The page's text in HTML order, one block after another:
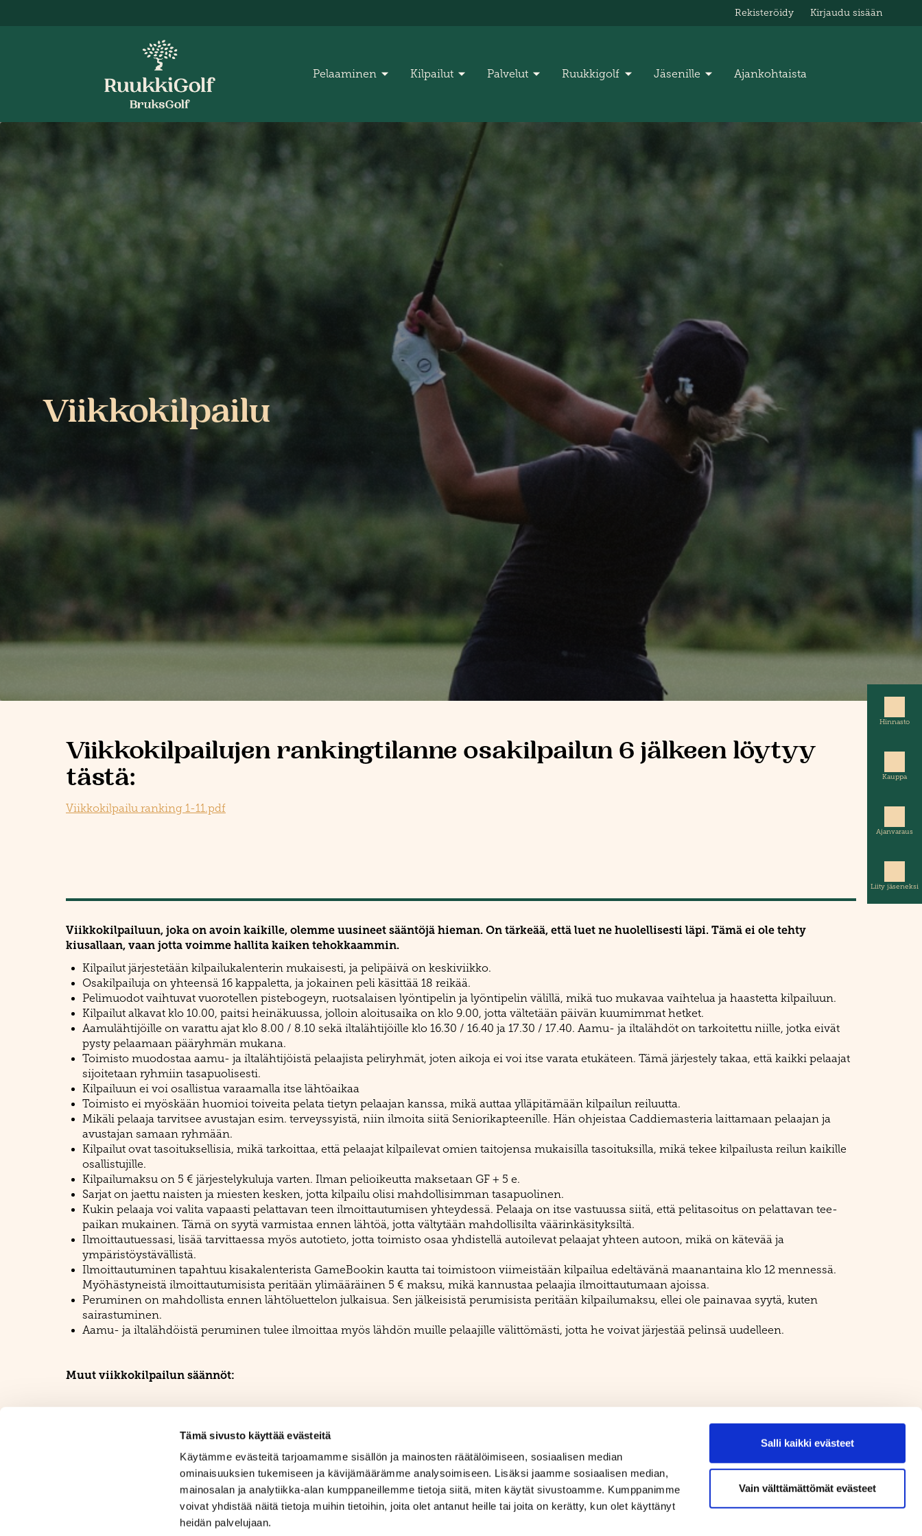
Tämä sivusto käyttää evästeitä
Käytämme evästeitä tarjoamamme sisällön ja mainosten räätälöimiseen, sosiaalisen median
ominaisuuksien tukemiseen ja kävijämäärämme analysoimiseen. Lisäksi jaamme sosiaalisen median,
mainosalan ja analytiikka-alan kumppaneillemme tietoja siitä, miten käytät sivustoamme. Kumppanimme
voivat yhdistää näitä tietoja muihin tietoihin, joita olet antanut heille tai joita on kerätty, kun olet käyttänyt
heidän palvelujaan.
Salli kaikki evästeet
Vain välttämättömät evästeet
Rekisteröidy Kirjaudu sisään
Pelaaminen Kilpailut Palvelut Ruukkigolf Jäsenille Ajankohtaista
Hinnasto
Kauppa
Ajanvaraus
Liity jäseneksi
Viikkokilpailu
Viikkokilpailujen rankingtilanne osakilpailun 6 jälkeen löytyy
tästä:
Viikkokilpailu ranking 1-11.pdf
Viikkokilpailuun, joka on avoin kaikille, olemme uusineet sääntöjä hieman. On tärkeää, että luet ne huolellisesti läpi. Tämä ei ole tehty
kiusallaan, vaan jotta voimme hallita kaiken tehokkaammin.
Kilpailut järjestetään kilpailukalenterin mukaisesti, ja pelipäivä on keskiviikko.
Osakilpailuja on yhteensä 16 kappaletta, ja jokainen peli käsittää 18 reikää.
Pelimuodot vaihtuvat vuorotellen pistebogeyn, ruotsalaisen lyöntipelin ja lyöntipelin välillä, mikä tuo mukavaa vaihtelua ja haastetta kilpailuun.
Kilpailut alkavat klo 10.00, paitsi heinäkuussa, jolloin aloitusaika on klo 9.00, jotta vältetään päivän kuumimmat hetket.
Aamulähtijöille on varattu ajat klo 8.00 / 8.10 sekä iltalähtijöille klo 16.30 / 16.40 ja 17.30 / 17.40. Aamu- ja iltalähdöt on tarkoitettu niille, jotka eivät
pysty pelaamaan pääryhmän mukana.
Toimisto muodostaa aamu- ja iltalähtijöistä pelaajista peliryhmät, joten aikoja ei voi itse varata etukäteen. Tämä järjestely takaa, että kaikki pelaajat
sijoitetaan ryhmiin tasapuolisesti.
Kilpailuun ei voi osallistua varaamalla itse lähtöaikaa
Toimisto ei myöskään huomioi toiveita pelata tietyn pelaajan kanssa, mikä auttaa ylläpitämään kilpailun reiluutta.
Mikäli pelaaja tarvitsee avustajan esim. terveyssyistä, niin ilmoita siitä Seniorikapteenille. Hän ohjeistaa Caddiemasteria laittamaan pelaajan ja
avustajan samaan ryhmään.
Kilpailut ovat tasoituksellisia, mikä tarkoittaa, että pelaajat kilpailevat omien taitojensa mukaisilla tasoituksilla, mikä tekee kilpailusta reilun kaikille
osallistujille.
Kilpailumaksu on 5 € järjestelykuluja varten. Ilman pelioikeutta maksetaan GF + 5 e.
Sarjat on jaettu naisten ja miesten kesken, jotta kilpailu olisi mahdollisimman tasapuolinen.
Kukin pelaaja voi valita vapaasti pelattavan teen ilmoittautumisen yhteydessä. Pelaaja on itse vastuussa siitä, että pelitasoitus on pelattavan tee-
paikan mukainen. Tämä on syytä varmistaa ennen lähtöä, jotta vältytään mahdollisilta väärinkäsityksiltä.
Ilmoittautuessasi, lisää tarvittaessa myös autotieto, jotta toimisto osaa yhdistellä autoilevat pelaajat yhteen autoon, mikä on kätevää ja
ympäristöystävällistä.
Ilmoittautuminen tapahtuu kisakalenterista GameBookin kautta tai toimistoon viimeistään kilpailua edeltävänä maanantaina klo 12 mennessä.
Myöhästyneistä ilmoittautumisista peritään ylimääräinen 5 € maksu, mikä kannustaa pelaajia ilmoittautumaan ajoissa.
Peruminen on mahdollista ennen lähtöluettelon julkaisua. Sen jälkeisistä perumisista peritään kilpailumaksu, ellei ole painavaa syytä, kuten
sairastuminen.
Aamu- ja iltalähdöistä peruminen tulee ilmoittaa myös lähdön muille pelaajille välittömästi, jotta he voivat järjestää pelinsä uudelleen.
Muut viikkokilpailun säännöt:
Kustakin osakilpailusta saa sijoituksen mukaan pisteitä, joita ylläpidetään ranking-taulukossa. 10 parasta osakilpailua lasketaan kullekin mukaan
lopulliseen tilanteeseen. Tasatilanteissa ratkaisee viimeisen osaottelun alempi tasoitus.
Pääpalkintoina jaetaan kummankin sarjan voittajalle lahjakortteja. Pienempiä palkintoja sitten seuraaville. Mikäli ei itse käytä palkintoa, niin sen voi
luovuttaa tai myydä eteenpäin. Seura ei lunasta rahaa vastaan lahjakorttia takaisin.